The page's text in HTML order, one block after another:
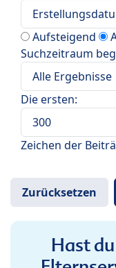
Aufsteigend
Suchzeitraum
Die ersten:
Zeichen der
Hast